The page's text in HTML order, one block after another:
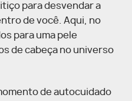
para desvendar a
de você. Aqui, no
para uma pele
de cabeça no universo
de autocuidado